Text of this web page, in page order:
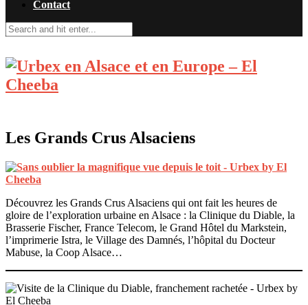
Contact
Les Grands Crus Alsaciens
Découvrez les Grands Crus Alsaciens qui ont fait les heures de
gloire de l’exploration urbaine en Alsace : la Clinique du Diable, la
Brasserie Fischer, France Telecom, le Grand Hôtel du Markstein,
l’imprimerie Istra, le Village des Damnés, l’hôpital du Docteur
Mabuse, la Coop Alsace…